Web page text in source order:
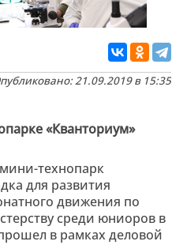
21.09.2019 в 15:35
«Кванториум»
технопарк
для развития
движения по
среди юниоров в
в рамках деловой